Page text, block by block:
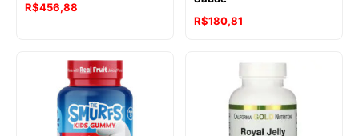
R$456,88
O
R$247,54.
R$180,81
atual
é:
R$180,81.